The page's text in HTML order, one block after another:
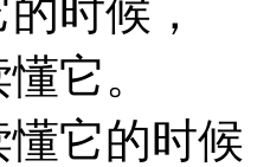
时候，
它。
它的时候